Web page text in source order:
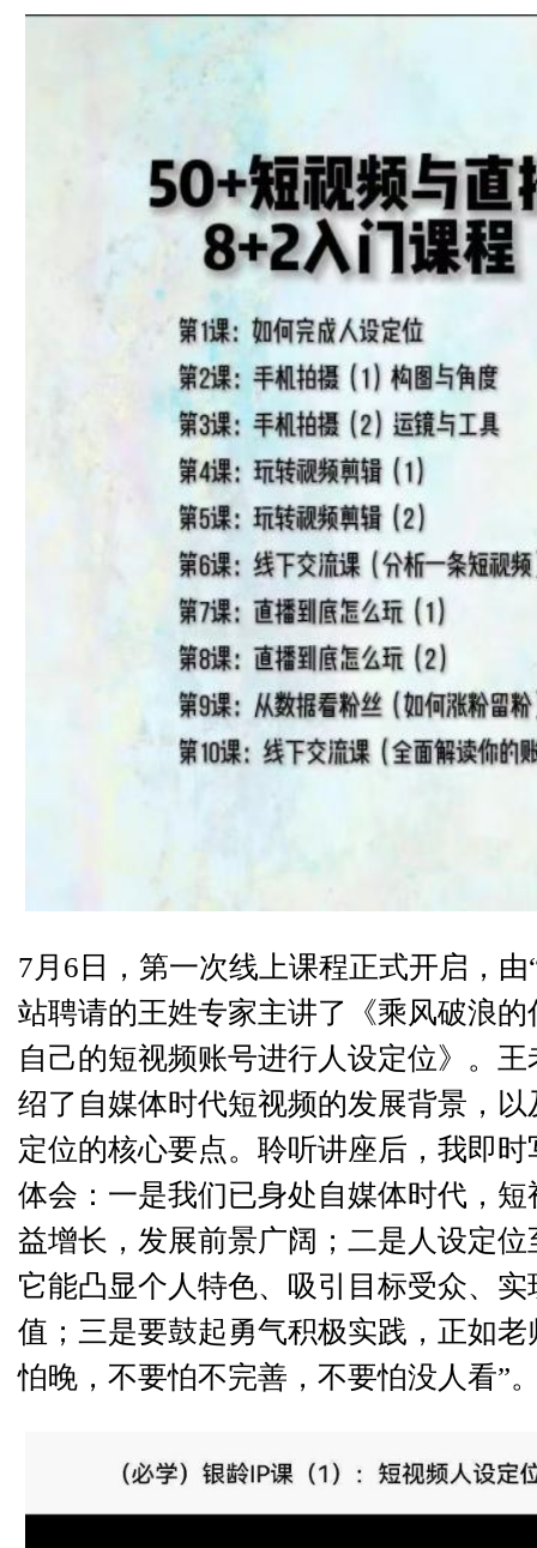
7月6日，第一次线上课程正式开启，由
站聘请的王姓专家主讲了《乘风破浪的
自己的短视频账号进行人设定位》。
绍了自媒体时代短视频的发展背景，以
定位的核心要点。聆听讲座后，我即
体会：一是我们已身处自媒体时代，短
益增长，发展前景广阔；二是人设定位
它能凸显个人特色、吸引目标受众、实
值；三是要鼓起勇气积极实践，正如老
怕晚，不要怕不完善，不要怕没人看”